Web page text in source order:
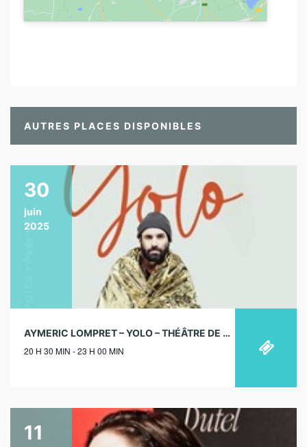
AUTRES PLACES DISPONIBLES
30
juin
2025
AYMERIC LOMPRET – YOLO – THÉÂTRE DE LA RENAISSANCE, PARIS – 30/06/2025
20 H 30 MIN - 23 H 00 MIN
11